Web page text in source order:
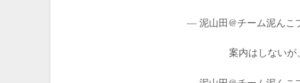
— 泥山田@チーム泥んこ
案内はしないが